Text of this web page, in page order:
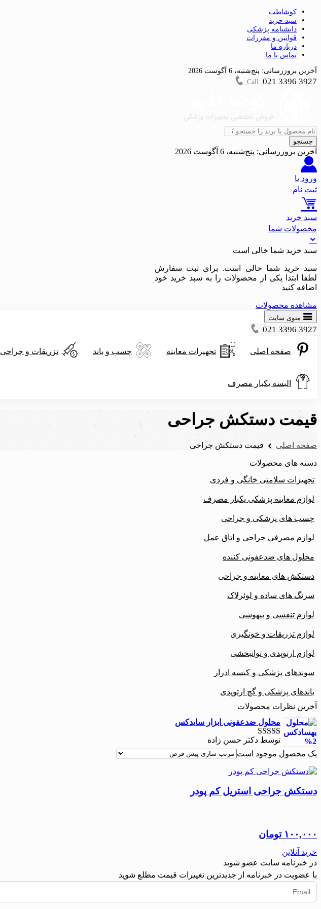
کوشاطب
سبد خرید
دانشنامه پزشکی
قوانین و مقررات
درباره ما
تماس با ما
آخرین بروزرسانی: پنج‌شنبه، 6 آگوست 2026
Call: 021 3396 3927
جستجو
آخرین بروزرسانی: پنج‌شنبه، 6 آگوست 2026
ورود یا
ثبت نام
سبد خرید
محصولات شما
سبد خرید شما خالی است
سبد خرید شما خالی است. برای ثبت سفارش
لطفا ابتدا یکی از محصولات را به سبد خرید خود
اضافه کنید
مشاهده محصولات
منوی سایت
021 3396 3927
صفحه اصلی تجهیزات معاینه چسب و باند تزریقات و جراحی
البسه یکبار مصرف
قیمت دستکش جراحی
صفحه اصلی قیمت دستکش جراحی
دسته های محصولات
تجهیزات سلامتی خانگی و فردی
لوازم معاینه پزشکی یکبار مصرف
چسب های پزشکی و جراحی
لوازم مصرفی جراحی و اتاق عمل
محلول های ضدعفونی کننده
دستکش های معاینه و جراحی
سرنگ های ساده و لوئرلاک
لوازم تنفسی و بیهوشی
لوازم تزریقات و خونگیری
لوازم ارتوپدی و توانبخشی
سوندهای پزشکی و کیسه ادرار
باندهای پزشکی و گچ ارتوپدی
آخرین نظرات محصولات
محلول ضدعفونی ابزار سایدکس
نمره5 از 5
توسط دکتر حسن زاده
یک محصول موجود است
دستکش جراحی استریل کم پودر
۱۰۰,۰۰۰ تومان
خرید آنلاین
در خبرنامه سایت عضو شوید
با عضویت در خبرنامه از جدیدترین تغییرات قیمت مطلع شوید